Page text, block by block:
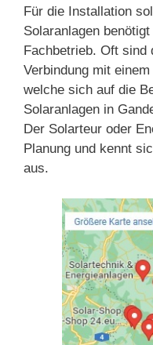
Für die Installation
Solaranlagen
Fachbetrieb. Oft sind
Verbindung mit
welche sich auf die
Solaranlagen in
Der Solarteur oder
Planung und kennt
aus.